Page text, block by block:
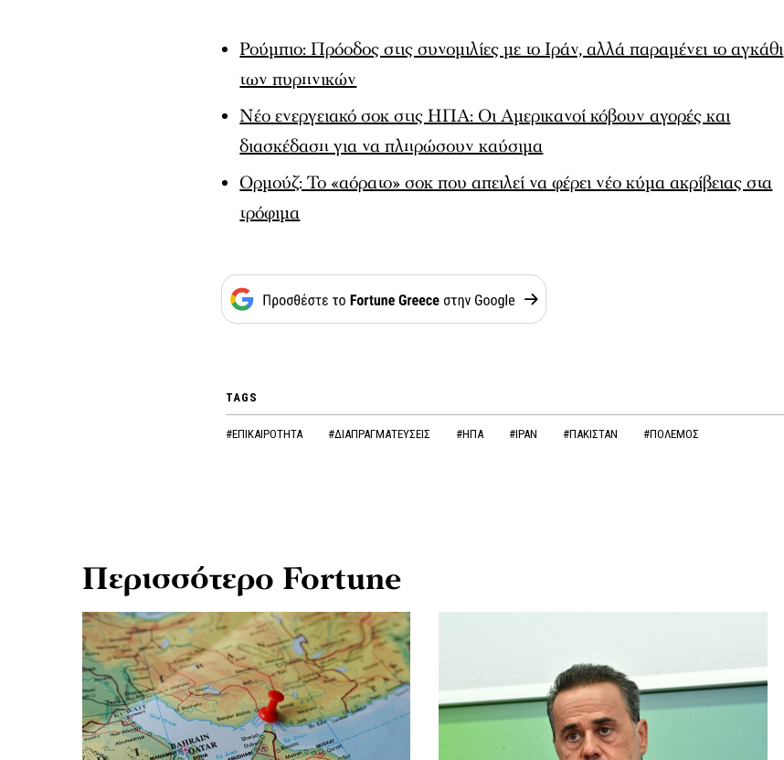
Ρούμπιο: Πρόοδος στις συνομιλίες με το Ιράν, αλλά παραμένει το αγκάθι
των πυρηνικών
Νέο ενεργειακό σοκ στις ΗΠΑ: Οι Αμερικανοί κόβουν αγορές και
διασκέδαση για να πληρώσουν καύσιμα
Ορμούζ: Το «αόρατο» σοκ που απειλεί να φέρει νέο κύμα ακρίβειας στα
τρόφιμα
TAGS
#ΕΠΙΚΑΙΡΟΤΗΤΑ #ΔΙΑΠΡΑΓΜΑΤΕΥΣΕΙΣ #ΗΠΑ #ΙΡΑΝ #ΠΑΚΙΣΤΑΝ #ΠΟΛΕΜΟΣ
Περισσότερο Fortune